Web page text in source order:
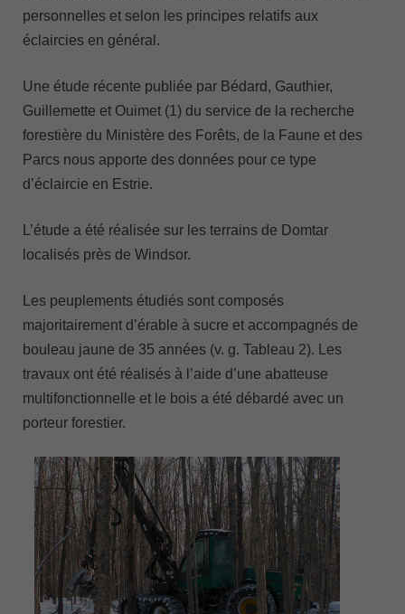
personnelles et selon les principes relatifs aux
éclaircies en général.
Une étude récente publiée par Bédard, Gauthier,
Guillemette et Ouimet (1) du service de la recherche
forestière du Ministère des Forêts, de la Faune et des
Parcs nous apporte des données pour ce type
d’éclaircie en Estrie.
L’étude a été réalisée sur les terrains de Domtar
localisés près de Windsor.
Les peuplements étudiés sont composés
majoritairement d’érable à sucre et accompagnés de
bouleau jaune de 35 années (v. g. Tableau 2). Les
travaux ont été réalisés à l’aide d’une abatteuse
multifonctionnelle et le bois a été débardé avec un
porteur forestier.